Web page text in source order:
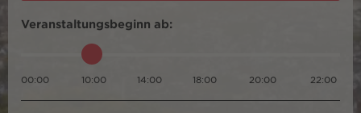
Veranstaltungsbeginn ab:
00:00 10:00 14:00 18:00 20:00 22:00